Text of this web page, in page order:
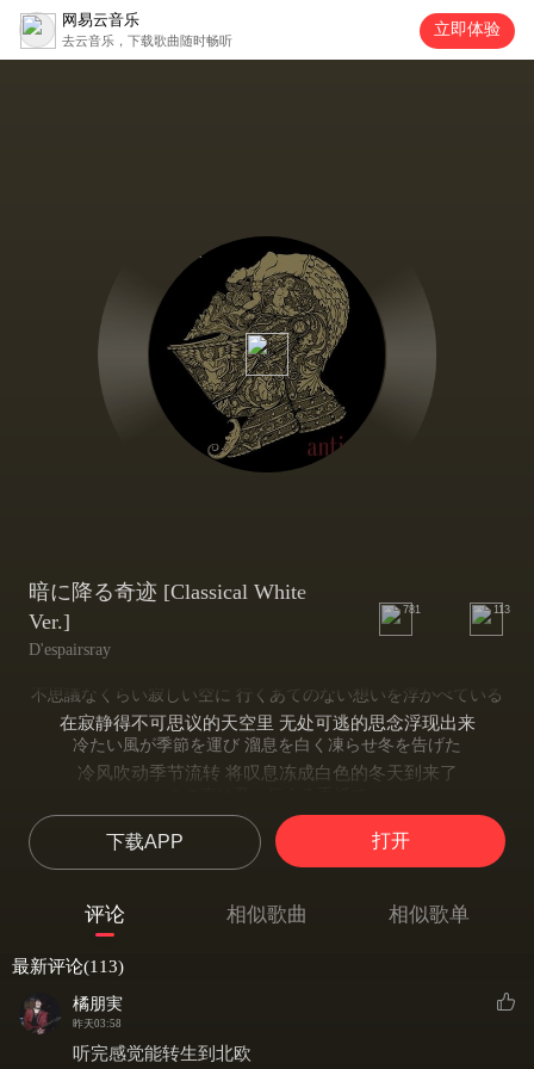
网易云音乐
去云音乐，下载歌曲随时畅听
立即体验
暗に降る奇迹 [Classical White
Ver.]
D'espairsray
781 113
不思議なくらい寂しい空に 行くあてのない想いを浮かべている
在寂静得不可思议的天空里 无处可逃的思念浮现出来
冷たい風が季節を運び 溜息を白く凍らせ冬を告げた
冷风吹动季节流转 将叹息冻成白色的冬天到来了
将这声音写作给你的信笺
白い雪と共に君の下へと...
与白雪一同去向你的所在…
无常的话语惹恼了你 直至今日你又受了多少伤害呢
然后在疼痛的深处 你将我不知道的一面掩藏了起来
一人闇の中で悲しませていた
下载APP 打开
评论 相似歌曲 相似歌单
最新评论(113)
橘朋実
昨天03:58
听完感觉能转生到北欧